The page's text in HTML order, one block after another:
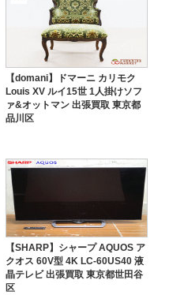
【domani】ドマーニ カリモク
Louis XV ルイ15世 1人掛けソフ
ァ&オットマン 出張買取 東京都
品川区
【SHARP】シャープ AQUOS ア
クオス 60V型 4K LC-60US40 液
晶テレビ 出張買取 東京都世田谷
区